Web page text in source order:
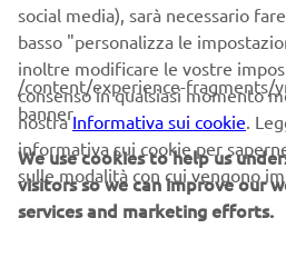
CORPORATE
B2B
PIÙ YAMAHA
SUPPORTO
social media), sarà necessario
basso "personalizza le
inoltre modificare le vostre
consenso in qualsiasi momento
nostraInformativa sui cookie .
informativa sui cookie per
sulle modalità con cui vengono
/content/experience-fragments/
banner
We use cookies to help us
visitors so we can improve our
services and marketing efforts.